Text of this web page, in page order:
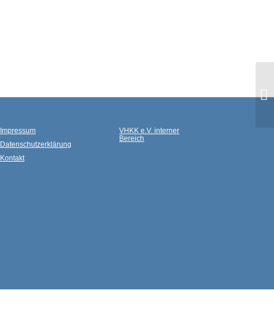
Impressum
Datenschutzerklärung
Kontakt
VHKK e.V. interner
Bereich